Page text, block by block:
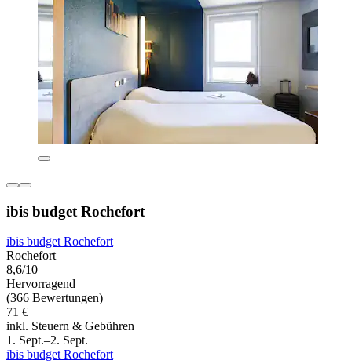
ibis budget Rochefort
ibis budget Rochefort
Rochefort
8,6/10
Hervorragend
(366 Bewertungen)
71 €
inkl. Steuern & Gebühren
1. Sept.–2. Sept.
ibis budget Rochefort